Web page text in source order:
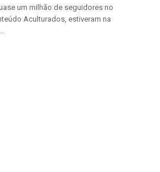
um milhão de seguidores no
Aculturados, estiveram na